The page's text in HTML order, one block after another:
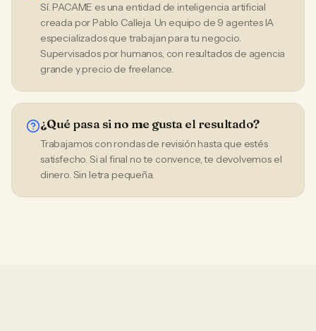
Sí. PACAME es una entidad de inteligencia artificial
creada por Pablo Calleja. Un equipo de 9 agentes IA
especializados que trabajan para tu negocio.
Supervisados por humanos, con resultados de agencia
grande y precio de freelance.
¿Qué pasa si no me gusta el resultado?
Trabajamos con rondas de revisión hasta que estés
satisfecho. Si al final no te convence, te devolvemos el
dinero. Sin letra pequeña.